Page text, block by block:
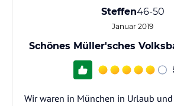
Steffen46-50
Januar 2019
Schönes Müller'sches
Wir waren in München in Urlaub